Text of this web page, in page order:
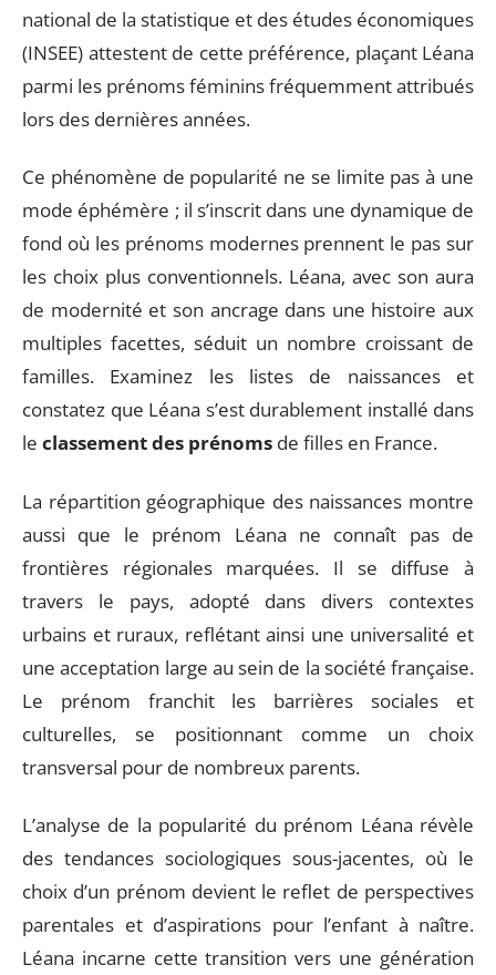
national de la statistique et des études économiques
(INSEE) attestent de cette préférence, plaçant Léana
parmi les prénoms féminins fréquemment attribués
lors des dernières années.
Ce phénomène de popularité ne se limite pas à une
mode éphémère ; il s’inscrit dans une dynamique de
fond où les prénoms modernes prennent le pas sur
les choix plus conventionnels. Léana, avec son aura
de modernité et son ancrage dans une histoire aux
multiples facettes, séduit un nombre croissant de
familles. Examinez les listes de naissances et
constatez que Léana s’est durablement installé dans
le classement des prénoms de filles en France.
La répartition géographique des naissances montre
aussi que le prénom Léana ne connaît pas de
frontières régionales marquées. Il se diffuse à
travers le pays, adopté dans divers contextes
urbains et ruraux, reflétant ainsi une universalité et
une acceptation large au sein de la société française.
Le prénom franchit les barrières sociales et
culturelles, se positionnant comme un choix
transversal pour de nombreux parents.
L’analyse de la popularité du prénom Léana révèle
des tendances sociologiques sous-jacentes, où le
choix d’un prénom devient le reflet de perspectives
parentales et d’aspirations pour l’enfant à naître.
Léana incarne cette transition vers une génération